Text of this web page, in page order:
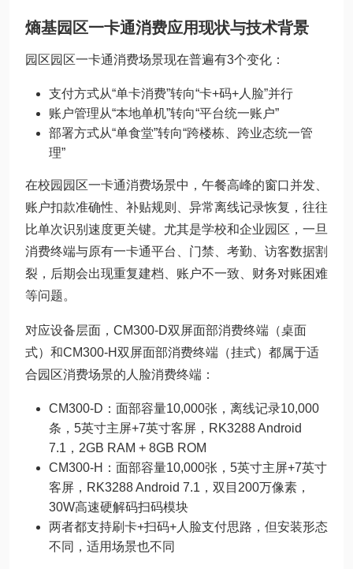
熵基园区一卡通消费应用现状与技术背景
园区园区一卡通消费场景现在普遍有3个变化：
支付方式从“单卡消费”转向“卡+码+人脸”并行
账户管理从“本地单机”转向“平台统一账户”
部署方式从“单食堂”转向“跨楼栋、跨业态统一管
理”
在校园园区一卡通消费场景中，午餐高峰的窗口并发、
账户扣款准确性、补贴规则、异常离线记录恢复，往往
比单次识别速度更关键。尤其是学校和企业园区，一旦
消费终端与原有一卡通平台、门禁、考勤、访客数据割
裂，后期会出现重复建档、账户不一致、财务对账困难
等问题。
对应设备层面，CM300-D双屏面部消费终端（桌面
式）和CM300-H双屏面部消费终端（挂式）都属于适
合园区消费场景的人脸消费终端：
CM300-D：面部容量10,000张，离线记录10,000
条，5英寸主屏+7英寸客屏，RK3288 Android
7.1，2GB RAM + 8GB ROM
CM300-H：面部容量10,000张，5英寸主屏+7英寸
客屏，RK3288 Android 7.1，双目200万像素，
30W高速硬解码扫码模块
两者都支持刷卡+扫码+人脸支付思路，但安装形态
不同，适用场景也不同